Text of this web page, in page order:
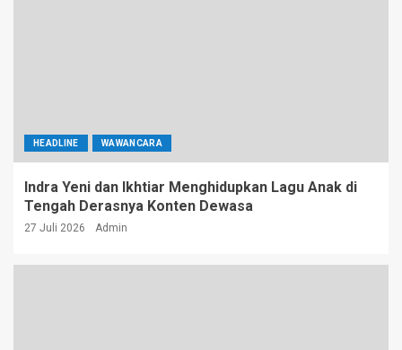
HEADLINE WAWANCARA
Indra Yeni dan Ikhtiar Menghidupkan Lagu Anak di
Tengah Derasnya Konten Dewasa
27 Juli 2026 Admin